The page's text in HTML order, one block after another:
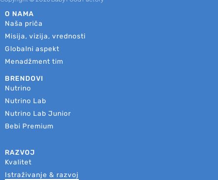
O NAMA
Naša priča
Misija, vizija, vrednosti
Globalni aspekt
Menadžment tim
BRENDOVI
Nutrino
Nutrino Lab
Nutrino Lab Junior
Bebi Premium
RAZVOJ
Kvalitet
Istraživanje & razvoj